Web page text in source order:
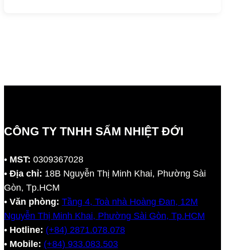
CÔNG TY TNHH SẤM NHIỆT ĐỚI
• MST: 0309367028
• Địa chỉ: 18B Nguyễn Thị Minh Khai, Phường Sài
Gòn, Tp.HCM
• Văn phòng: Tầng 4, Toà nhà Hoàng Đan, 12M
Nguyễn Thị Minh Khai, Phường Sài Gòn, Tp.HCM
• Hotline: (+84) 2871.078.078
• Mobile: (+84) 933.083.503